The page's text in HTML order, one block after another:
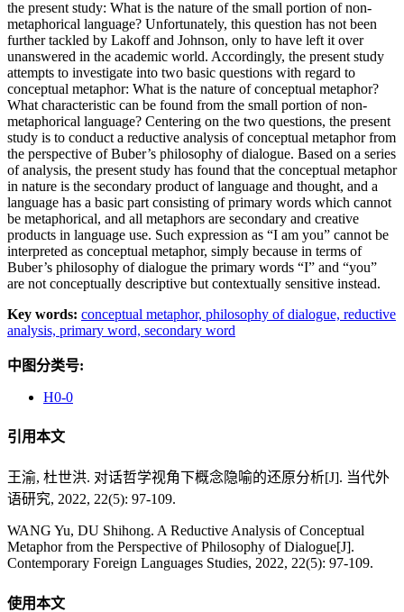
the present study: What is the nature of the small portion of non-
metaphorical language? Unfortunately, this question has not been
further tackled by Lakoff and Johnson, only to have left it over
unanswered in the academic world. Accordingly, the present study
attempts to investigate into two basic questions with regard to
conceptual metaphor: What is the nature of conceptual metaphor?
What characteristic can be found from the small portion of non-
metaphorical language? Centering on the two questions, the present
study is to conduct a reductive analysis of conceptual metaphor from
the perspective of Buber’s philosophy of dialogue. Based on a series
of analysis, the present study has found that the conceptual metaphor
in nature is the secondary product of language and thought, and a
language has a basic part consisting of primary words which cannot
be metaphorical, and all metaphors are secondary and creative
products in language use. Such expression as “I am you” cannot be
interpreted as conceptual metaphor, simply because in terms of
Buber’s philosophy of dialogue the primary words “I” and “you”
are not conceptually descriptive but contextually sensitive instead.
Key words: conceptual metaphor, philosophy of dialogue, reductive
analysis, primary word, secondary word
中图分类号:
H0-0
引用本文
王渝, 杜世洪. 对话哲学视角下概念隐喻的还原分析[J]. 当代外
语研究, 2022, 22(5): 97-109.
WANG Yu, DU Shihong. A Reductive Analysis of Conceptual
Metaphor from the Perspective of Philosophy of Dialogue[J].
Contemporary Foreign Languages Studies, 2022, 22(5): 97-109.
使用本文